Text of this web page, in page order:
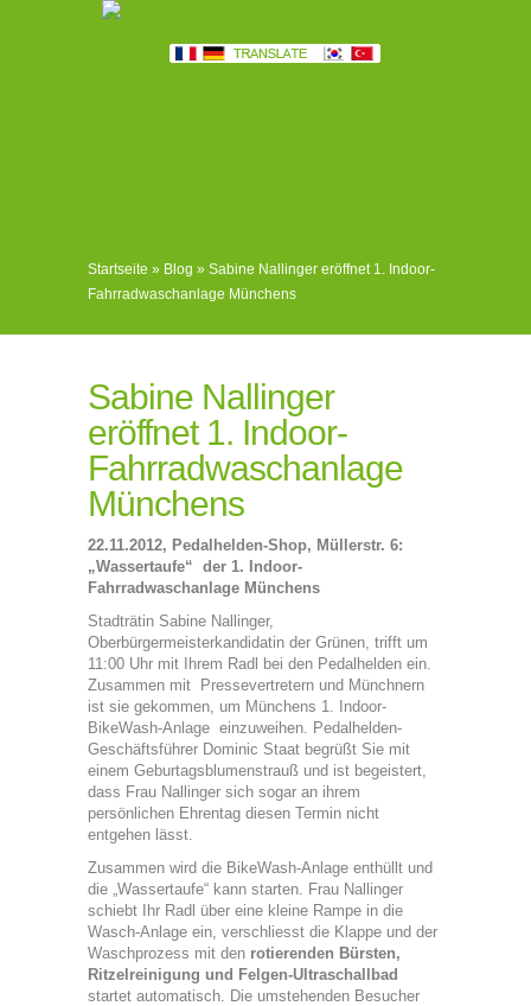
Startseite » Blog » Sabine Nallinger eröffnet 1. Indoor-
Fahrradwaschanlage Münchens
Sabine Nallinger
eröffnet 1. Indoor-
Fahrradwaschanlage
Münchens
22.11.2012, Pedalhelden-Shop, Müllerstr. 6:
„Wassertaufe“ der 1. Indoor-
Fahrradwaschanlage Münchens
Stadträtin Sabine Nallinger,
Oberbürgermeisterkandidatin der Grünen, trifft um
11:00 Uhr mit Ihrem Radl bei den Pedalhelden ein.
Zusammen mit Pressevertretern und Münchnern
ist sie gekommen, um Münchens 1. Indoor-
BikeWash-Anlage einzuweihen. Pedalhelden-
Geschäftsführer Dominic Staat begrüßt Sie mit
einem Geburtagsblumenstrauß und ist begeistert,
dass Frau Nallinger sich sogar an ihrem
persönlichen Ehrentag diesen Termin nicht
entgehen lässt.
Zusammen wird die BikeWash-Anlage enthüllt und
die „Wassertaufe“ kann starten. Frau Nallinger
schiebt Ihr Radl über eine kleine Rampe in die
Wasch-Anlage ein, verschliesst die Klappe und der
Waschprozess mit den rotierenden Bürsten,
Ritzelreinigung und Felgen-Ultraschallbad
startet automatisch. Die umstehenden Besucher